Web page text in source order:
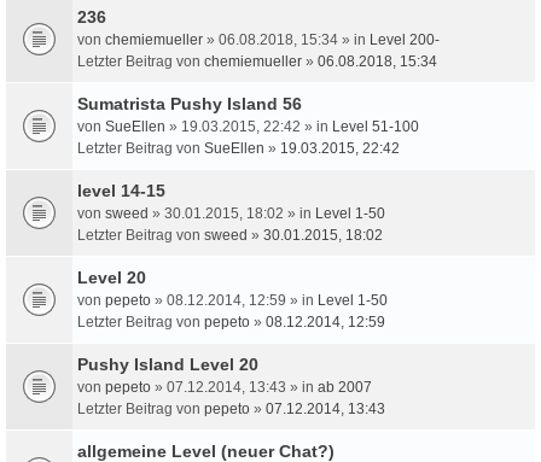
236
von chemiemueller » 06.08.2018, 15:34 » in Level 200-
Letzter Beitrag von chemiemueller » 06.08.2018, 15:34
Sumatrista Pushy Island 56
von SueEllen » 19.03.2015, 22:42 » in Level 51-100
Letzter Beitrag von SueEllen » 19.03.2015, 22:42
level 14-15
von sweed » 30.01.2015, 18:02 » in Level 1-50
Letzter Beitrag von sweed » 30.01.2015, 18:02
Level 20
von pepeto » 08.12.2014, 12:59 » in Level 1-50
Letzter Beitrag von pepeto » 08.12.2014, 12:59
Pushy Island Level 20
von pepeto » 07.12.2014, 13:43 » in ab 2007
Letzter Beitrag von pepeto » 07.12.2014, 13:43
allgemeine Level (neuer Chat?)